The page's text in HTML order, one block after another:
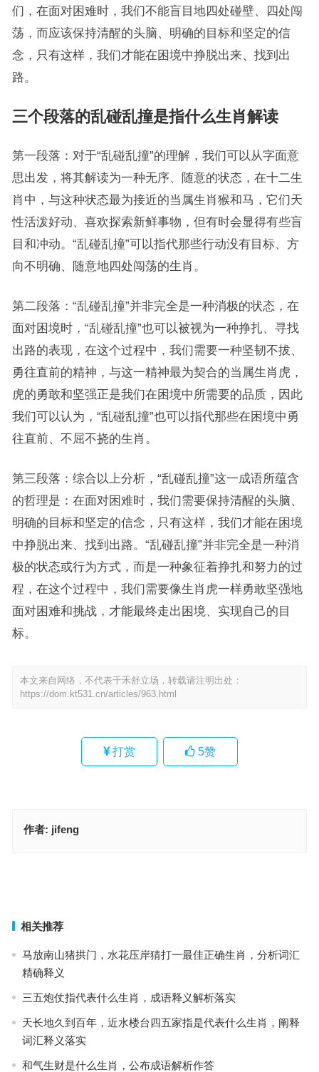
们，在面对困难时，我们不能盲目地四处碰壁、四处闯
荡，而应该保持清醒的头脑、明确的目标和坚定的信
念，只有这样，我们才能在困境中挣脱出来、找到出
路。
三个段落的乱碰乱撞是指什么生肖解读
第一段落：对于“乱碰乱撞”的理解，我们可以从字面意
思出发，将其解读为一种无序、随意的状态，在十二生
肖中，与这种状态最为接近的当属生肖猴和马，它们天
性活泼好动、喜欢探索新鲜事物，但有时会显得有些盲
目和冲动。“乱碰乱撞”可以指代那些行动没有目标、方
向不明确、随意地四处闯荡的生肖。
第二段落：“乱碰乱撞”并非完全是一种消极的状态，在
面对困境时，“乱碰乱撞”也可以被视为一种挣扎、寻找
出路的表现，在这个过程中，我们需要一种坚韧不拔、
勇往直前的精神，与这一精神最为契合的当属生肖虎，
虎的勇敢和坚强正是我们在困境中所需要的品质，因此
我们可以认为，“乱碰乱撞”也可以指代那些在困境中勇
往直前、不屈不挠的生肖。
第三段落：综合以上分析，“乱碰乱撞”这一成语所蕴含
的哲理是：在面对困难时，我们需要保持清醒的头脑、
明确的目标和坚定的信念，只有这样，我们才能在困境
中挣脱出来、找到出路。“乱碰乱撞”并非完全是一种消
极的状态或行为方式，而是一种象征着挣扎和努力的过
程，在这个过程中，我们需要像生肖虎一样勇敢坚强地
面对困难和挑战，才能最终走出困境、实现自己的目
标。
本文来自网络，不代表千禾舒立场，转载请注明出处：
https://dom.kt531.cn/articles/963.html
打赏 5赞
作者: jifeng
相关推荐
马放南山猪拱门，水花压岸猜打一最佳正确生肖，分析词汇
精确释义
三五炮仗指代表什么生肖，成语释义解析落实
天长地久到百年，近水楼台四五家指是代表什么生肖，阐释
词汇释义落实
和气生财是什么生肖，公布成语解析作答